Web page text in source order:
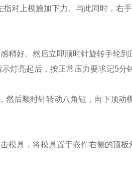
对上模施加下力。与此同时，右
稍好。然后立即顺时针旋转手轮
灯亮起后，按正常压力要求记5分
后顺时针转动八角钮，向下顶动
模具，将模具置于嵌件右侧的顶板